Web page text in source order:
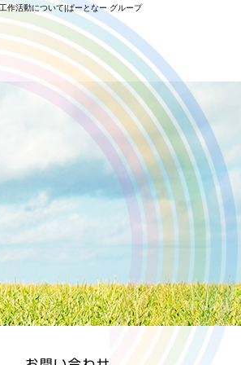
作活動について|ぱーとなー グループ